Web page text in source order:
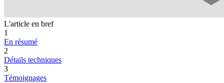
L'article en bref
1
En résumé
2
Détails techniques
3
Témoignages